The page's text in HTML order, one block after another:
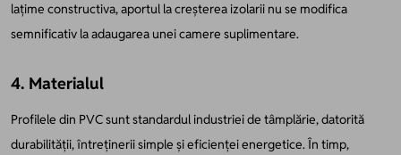
lațime constructiva, aportul la creșterea izolarii nu se modifica
semnificativ la adaugarea unei camere suplimentare.
4. Materialul
Profilele din PVC sunt standardul industriei de tâmplărie, datorită
durabilității, întreținerii simple și eficienței energetice. În timp,